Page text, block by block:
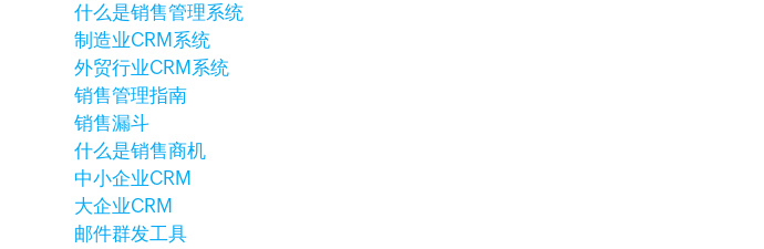
什么是销售管理系统
制造业CRM系统
外贸行业CRM系统
销售管理指南
销售漏斗
什么是销售商机
中小企业CRM
大企业CRM
邮件群发工具